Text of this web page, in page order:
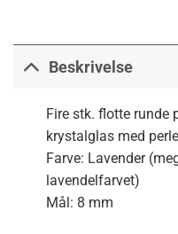
Beskrivelse
Fire stk. flotte runde
krystalglas med
Farve: Lavender
lavendelfarvet)
Mål: 8 mm